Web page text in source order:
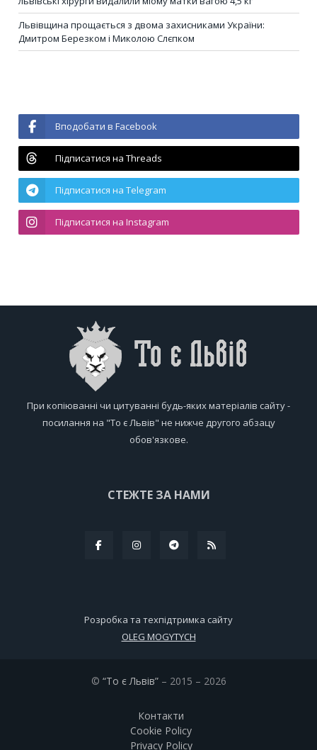
Львівщина прощається з двома захисниками України:
Дмитром Березком і Миколою Слєпком
Вподобати в Facebook
Підписатися на Threads
Підписатися на Telegram
Підписатися на Instagram
При копіюванні чи цитуванні будь-яких матеріалів сайту -
посилання на "То є Львів" не нижче другого абзацу
обов'язкове.
СТЕЖТЕ ЗА НАМИ
Розробка та техпідтримка сайту
OLEG MOGYTYCH
© “То є Львів”– 2015 – 2026
Контакти
Cookie Policy
Privacy Policy